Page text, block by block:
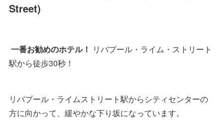
Street)
一番お勧めのホテル！ リバプール・ライム・ストリート
駅から徒歩30秒！
リバプール・ライムストリート駅からシティセンターの
方に向かって、緩やかな下り坂になっています。